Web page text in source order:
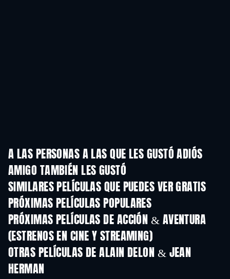
A LAS PERSONAS A LAS QUE LES GUSTÓ ADIÓS
AMIGO TAMBIÉN LES GUSTÓ
SIMILARES PELÍCULAS QUE PUEDES VER GRATIS
PRÓXIMAS PELÍCULAS POPULARES
PRÓXIMAS PELÍCULAS DE ACCIÓN & AVENTURA
(ESTRENOS EN CINE Y STREAMING)
OTRAS PELÍCULAS DE ALAIN DELON & JEAN
HERMAN